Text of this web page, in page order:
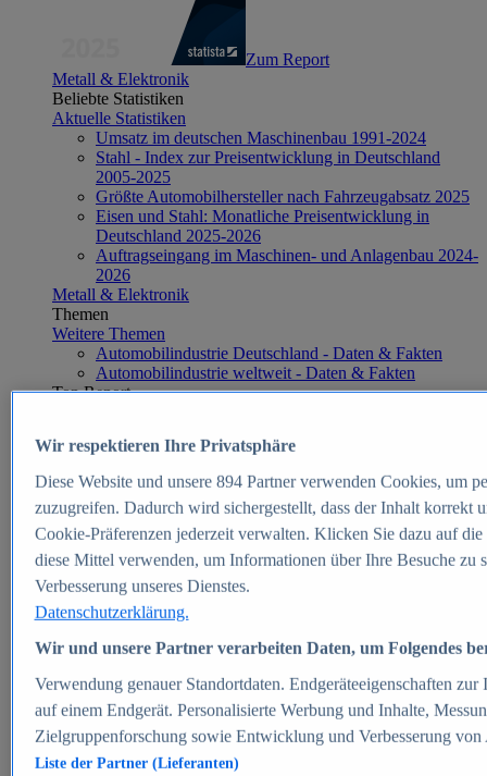
Zum Report
Metall & Elektronik
Beliebte Statistiken
Aktuelle Statistiken
Umsatz im deutschen Maschinenbau 1991-2024
Stahl - Index zur Preisentwicklung in Deutschland
2005-2025
Größte Automobilhersteller nach Fahrzeugabsatz 2025
Eisen und Stahl: Monatliche Preisentwicklung in
Deutschland 2025-2026
Auftragseingang im Maschinen- und Anlagenbau 2024-
2026
Metall & Elektronik
Themen
Weitere Themen
Automobilindustrie Deutschland - Daten & Fakten
Automobilindustrie weltweit - Daten & Fakten
Top Report
Zum Report
E-commerce
Beliebte Statistiken
Aktuelle Statistiken
E-Commerce - Entwicklung des Umsatzes in
Deutschland 1999-2025
Umsatz von Amazon in Deutschland und weltweit
2010-2025
B2C-E-Commerce: Top-50 Online Shops in
Deutschland 2024
Marktanteile von Online-Zahlungsverfahren in
Deutschland 2024
Umsatzstarke Warengruppen im Online-Handel in
Deutschland 2023-2025
Wir respektieren Ihre Privatsphäre
Diese Website und unsere 894Partner verwenden Cookies, um
zuzugreifen. Dadurch wird sichergestellt, dass der Inhalt korrekt
Cookie-Präferenzen jederzeit verwalten. Klicken Sie dazu auf
diese Mittel verwenden, um Informationen über Ihre Besuche
Verbesserung unseres Dienstes.
Datenschutzerklärung.
Wir und unsere Partner verarbeiten Daten, um Folgendes
Verwendung genauer Standortdaten. Endgeräteeigenschaften
auf einem Endgerät. Personalisierte Werbung und Inhalte,
Zielgruppenforschung sowie Entwicklung und Verbesserung von
Liste der Partner (Lieferanten)